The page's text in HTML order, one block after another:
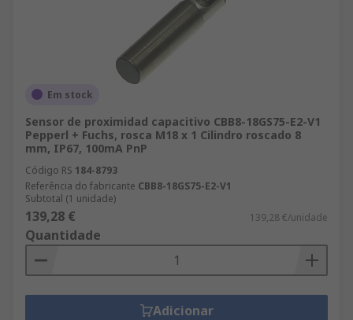
Em stock
Sensor de proximidad capacitivo CBB8-18GS75-E2-V1
Pepperl + Fuchs, rosca M18 x 1 Cilindro roscado 8
mm, IP67, 100mA PnP
Código RS 184-8793
Referência do fabricante CBB8-18GS75-E2-V1
Subtotal (1 unidade)
139,28 € 139,28 €/unidade
Quantidade
Adicionar